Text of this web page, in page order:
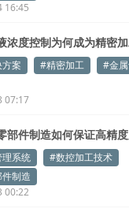
16:45
浓度控制为何成为精密
案 #精密加工 #金
07:17
部件制造如何保证高精
系统
#数控加工技术
制造
00:22